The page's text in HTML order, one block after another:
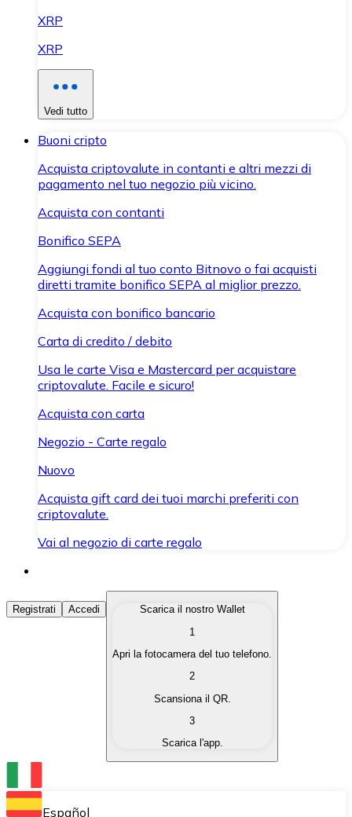
XRP
XRP
Vedi tutto
Buoni cripto
Acquista criptovalute in contanti e altri mezzi di
pagamento nel tuo negozio più vicino.
Acquista con contanti
Bonifico SEPA
Aggiungi fondi al tuo conto Bitnovo o fai acquisti
diretti tramite bonifico SEPA al miglior prezzo.
Acquista con bonifico bancario
Carta di credito / debito
Usa le carte Visa e Mastercard per acquistare
criptovalute. Facile e sicuro!
Acquista con carta
Negozio - Carte regalo
Nuovo
Acquista gift card dei tuoi marchi preferiti con
criptovalute.
Vai al negozio di carte regalo
Acquista Criptovalute
Acquista le criptovalute che ti interessano in modo
Converti le tue criptovalute in valuta fiat quando ne
Scambia una criptovaluta con un'altra
Conserva le tue cripto in un Wallet self-custodial.
Registrati Accedi
Scarica il nostro Wallet
1
Apri la fotocamera del tuo telefono.
2
Scansiona il QR.
3
Scarica l'app.
Español